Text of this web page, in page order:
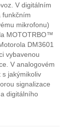
V digitálním
funkčním
mikrofonu)
MOTOTRBO™
DM3601
vybavenou
V analogovém
jakýmikoliv
signalizace
digitálního